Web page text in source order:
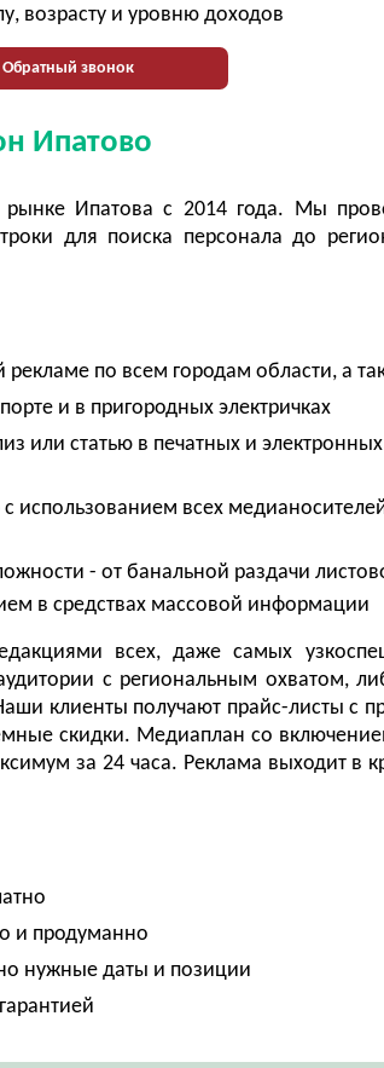
возрасту и уровню доходов
Обратный звонок
Ипатово
рынке Ипатова с 2014 года. Мы
для поиска персонала до
по всем городам области, а
и в пригородных электричках
или статью в печатных и
использованием всех
- от банальной раздачи
в средствах массовой информации
всех, даже самых
с региональным охватом,
клиенты получают прайс-листы с
скидки. Медиаплан со
за 24 часа. Реклама выходит в
и продуманно
нужные даты и позиции